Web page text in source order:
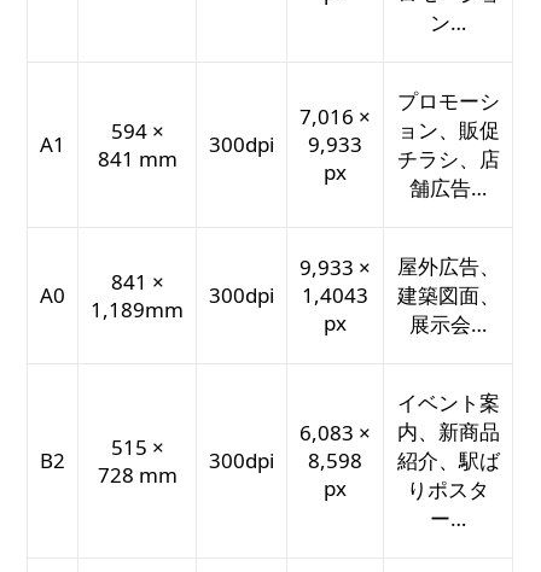
ン…
A1
594 ×
841 mm
300dpi
7,016 ×
9,933
px
プロモーシ
ョン、販促
チラシ、店
舗広告…
A0
841 ×
1,189mm
300dpi
9,933 ×
1,4043
px
屋外広告、
建築図面、
展示会…
B2
515 ×
728 mm
300dpi
6,083 ×
8,598
px
イベント案
内、新商品
紹介、駅ば
りポスタ
ー…